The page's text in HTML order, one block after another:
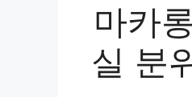
마카
실 분